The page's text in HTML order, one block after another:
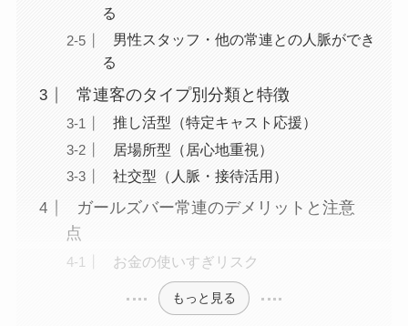
る
男性スタッフ・他の常連との人脈ができ
る
常連客のタイプ別分類と特徴
推し活型（特定キャスト応援）
居場所型（居心地重視）
社交型（人脈・接待活用）
ガールズバー常連のデメリットと注意
点
お金の使いすぎリスク
もっと見る